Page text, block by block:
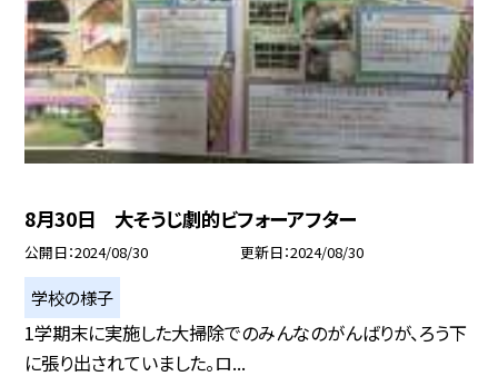
8月30日 大そうじ劇的ビフォーアフター
公開日 2024/08/30 更新日 2024/08/30
学校の様子
1学期末に実施した大掃除でのみんなのがんばりが、ろう下
に張り出されていました。ロ...